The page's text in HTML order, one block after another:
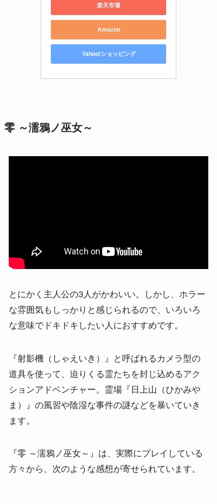
楽天市場
Amazon
Yahoo!ショッピング
零 ～濡鴉ノ巫女～
とにかく主人公の3人がかわいい。しかし、ホラー
な雰囲気もしっかりと感じられるので、いろいろ
な意味でドキドキしたい人におすすめです。
『射影機（しゃえいき）』と呼ばれるカメラ型の
道具を使って、迫りくる霊たちを封じ込めるアク
ションアドベンチャー。霊場『日上山（ひかみや
ま）』の風習や陰湿な事件の謎などを暴いていき
ます。
『零 ～濡鴉ノ巫女～』は、実際にプレイしている
方々から、次のような感想が寄せられています。